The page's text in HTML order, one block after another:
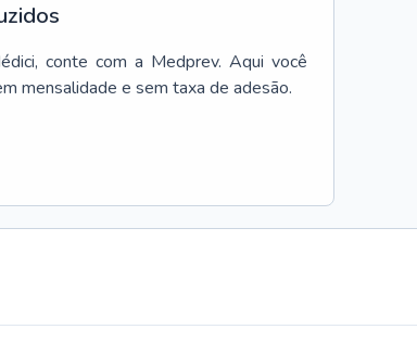
, conte com a Medprev. Aqui você
mensalidade e sem taxa de adesão.